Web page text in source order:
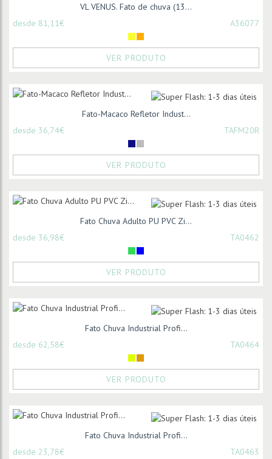
VL VENUS. Fato de chuva (13...
desde 81,11€
A36077
VER PRODUTO
Fato-Macaco Refletor Indust...
desde 36,74€
TAFM20R
VER PRODUTO
Fato Chuva Adulto PU PVC Zi...
desde 36,98€
TA0462
VER PRODUTO
Fato Chuva Industrial Profi...
desde 62,58€
TA0464
VER PRODUTO
Fato Chuva Industrial Profi...
desde 23,78€
TA0463